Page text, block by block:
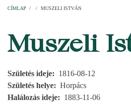
CÍMLAP / / MUSZELI ISTVÁN
Muszeli
Születés ideje
1816-08-12
Születés helye
Horpács
Halálozás ideje
1883-11-06